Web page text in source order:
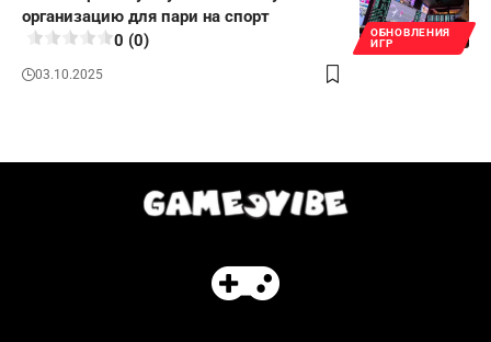
ОБНОВЛЕНИЯ
ИГР
организацию для пари на спорт
0 (0)
03.10.2025